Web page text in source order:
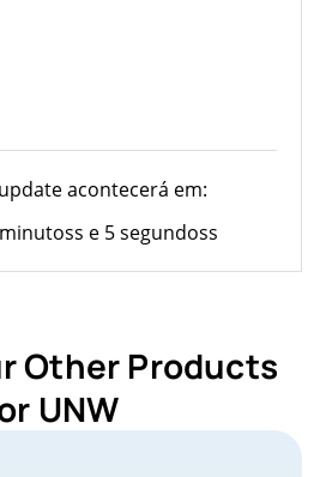
acontecerá em:
e 5 segundoss
Other Products
UNW